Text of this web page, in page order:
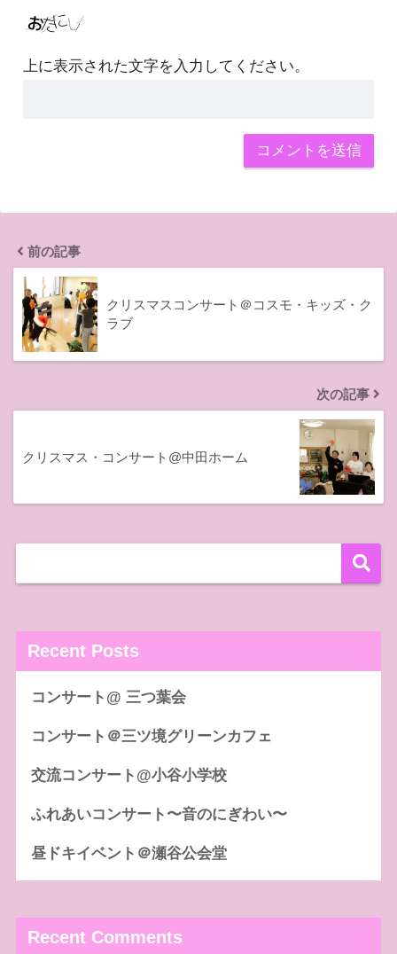
上に表示された文字を入力してください。
前の記事
クリスマスコンサート＠コスモ・キッズ・ク
ラブ
次の記事
クリスマス・コンサート@中田ホーム
Recent Posts
コンサート@ 三つ葉会
コンサート＠三ツ境グリーンカフェ
交流コンサート@小谷小学校
ふれあいコンサート〜音のにぎわい〜
昼ドキイベント＠瀬谷公会堂
Recent Comments